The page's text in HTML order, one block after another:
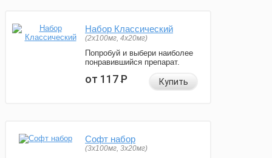
Набор Классический
(2x100мг, 4x20мг)
Попробуй и выбери наиболее
понравившийся препарат.
от 117Р Купить
Софт набор
(3x100мг, 3x20мг)